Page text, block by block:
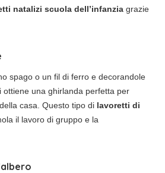
natalizi scuola dell’infanzia grazie
spago o un fil di ferro e decorandole
ottiene una ghirlanda perfetta per
casa. Questo tipo di lavoretti di
il lavoro di gruppo e la